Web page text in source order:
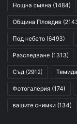
Нощна смяна (1484)
Община Пловдив
Под небето (6493)
Разследване (1313)
Съд (2912) Темида
Фотогалерия (174)
вашите снимки (134)